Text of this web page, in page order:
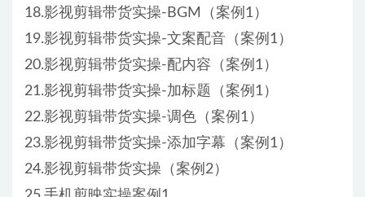
18.影视剪辑带货实操-BGM（案例1）
19.影视剪辑带货实操-文案配音（案例1）
20.影视剪辑带货实操-配内容（案例1）
21.影视剪辑带货实操-加标题（案例1）
22.影视剪辑带货实操-调色（案例1）
23.影视剪辑带货实操-添加字幕（案例1）
24.影视剪辑带货实操（案例2）